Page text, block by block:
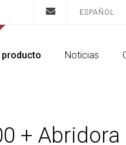
ESPAÑOL
producto Noticias
+ Abridora